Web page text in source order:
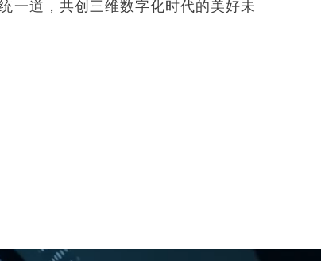
一道，共创三维数字化时代的美好未